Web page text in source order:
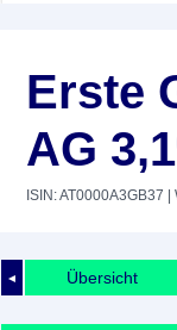
Erste
AG
ISIN: AT0000A3GB37
◄ Übersicht